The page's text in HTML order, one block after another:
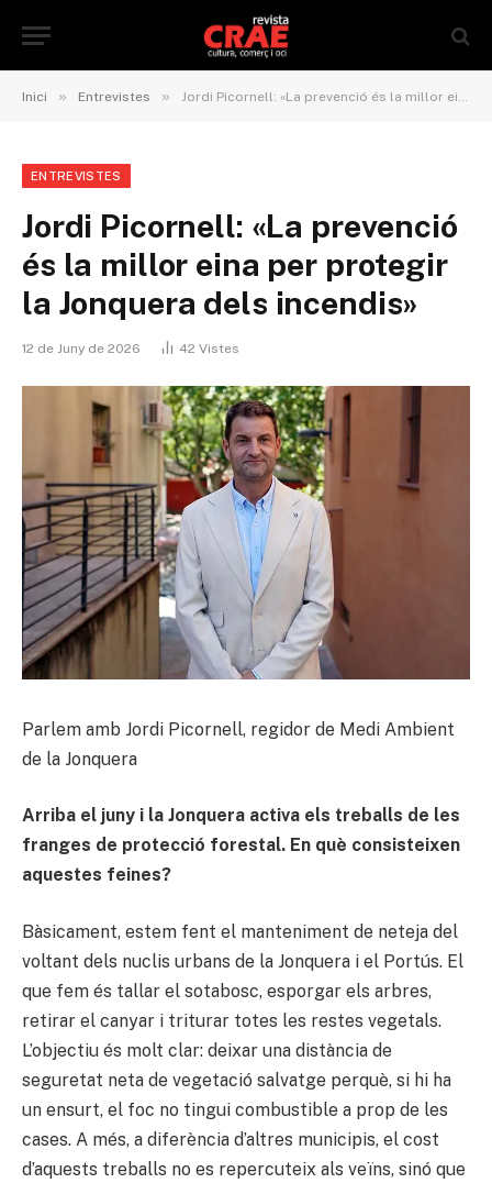
Inici » Entrevistes » Jordi Picornell: «La prevenció és la millor eina per protegir la Jonquera dels incendis»
ENTREVISTES
Jordi Picornell: «La prevenció
és la millor eina per protegir
la Jonquera dels incendis»
12 de Juny de 2026 42 Vistes
Parlem amb Jordi Picornell, regidor de Medi Ambient
de la Jonquera
Arriba el juny i la Jonquera activa els treballs de les
franges de protecció forestal. En què consisteixen
aquestes feines?
Bàsicament, estem fent el manteniment de neteja del
voltant dels nuclis urbans de la Jonquera i el Portús. El
que fem és tallar el sotabosc, esporgar els arbres,
retirar el canyar i triturar totes les restes vegetals.
L’objectiu és molt clar: deixar una distància de
seguretat neta de vegetació salvatge perquè, si hi ha
un ensurt, el foc no tingui combustible a prop de les
cases. A més, a diferència d’altres municipis, el cost
d’aquests treballs no es repercuteix als veïns, sinó que